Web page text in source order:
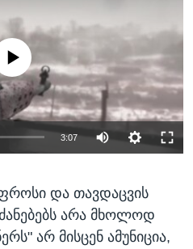
currently available
3:07
და თავდაცვის
არა მხოლოდ
არ მისცენ ამუნიცია,